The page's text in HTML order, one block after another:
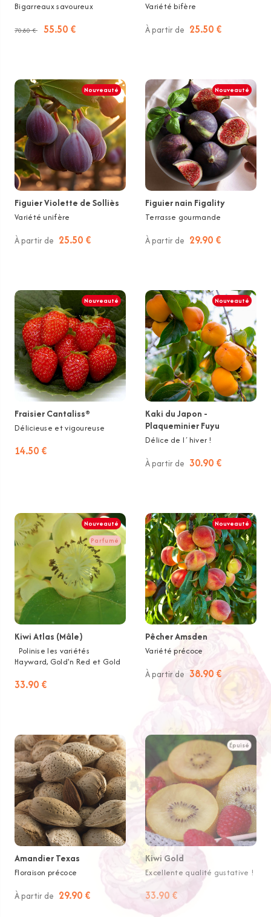
Bigarreaux savoureux
70.80 € 55.50 €
Variété bifère
À partir de 25.50 €
Nouveauté
Figuier Violette de Solliès
Variété unifère
À partir de 25.50 €
Nouveauté
Figuier nain Figality
Terrasse gourmande
À partir de 29.90 €
Nouveauté
Fraisier Cantaliss®
Délicieuse et vigoureuse
14.50 €
Nouveauté
Kaki du Japon -
Plaqueminier Fuyu
Délice de l´hiver !
À partir de 30.90 €
Nouveauté
Parfumé
Kiwi Atlas (Mâle)
Polinise les variétés
Hayward, Gold'n Red et Gold
33.90 €
Nouveauté
Pêcher Amsden
Variété précoce
À partir de 38.90 €
Amandier Texas
Floraison précoce
À partir de 29.90 €
Épuisé
Kiwi Gold
Excellente qualité gustative !
33.90 €